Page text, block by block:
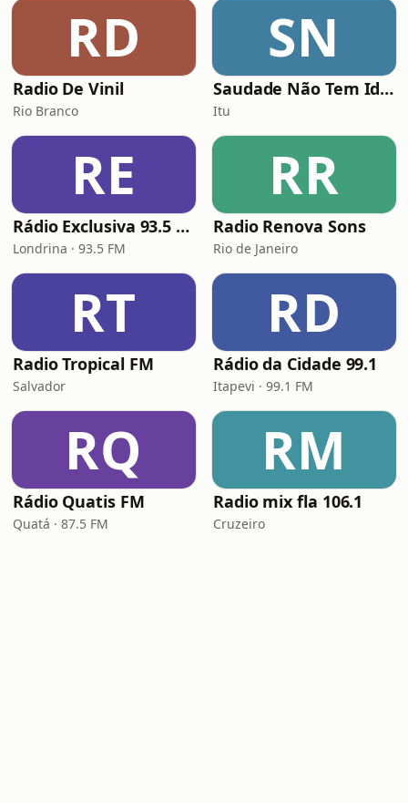
RD
Radio De Vinil
Rio Branco
SN
Saudade Não Tem Idade
Itu
RE
Rádio Exclusiva 93.5 FM
Londrina · 93.5 FM
RR
Radio Renova Sons
Rio de Janeiro
RT
Radio Tropical FM
Salvador
RD
Rádio da Cidade 99.1
Itapevi · 99.1 FM
RQ
Rádio Quatis FM
Quatá · 87.5 FM
RM
Radio mix fla 106.1
Cruzeiro